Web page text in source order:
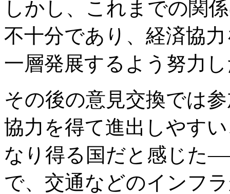
しかし、これまでの関
不十分であり、経済協
一層発展するよう努力
その後の意見交換では
協力を得て進出しやす
なり得る国だと感じた
で、交通などのインフ